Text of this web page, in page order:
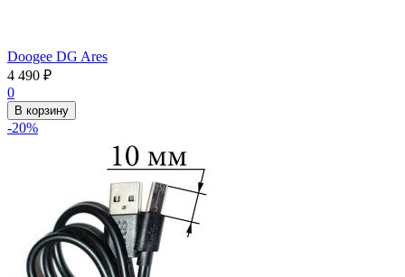
Doogee DG Ares
4 490 ₽
0
В корзину
-20%